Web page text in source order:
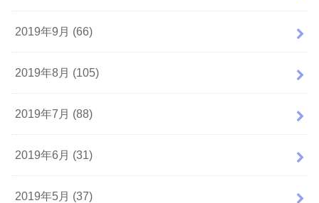
2019年9月 (66)
2019年8月 (105)
2019年7月 (88)
2019年6月 (31)
2019年5月 (37)